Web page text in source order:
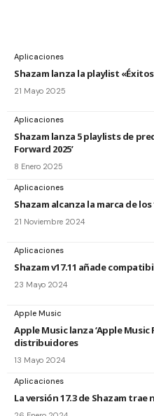
Aplicaciones
Shazam lanza la playlist
21 Mayo 2025
Aplicaciones
Shazam lanza 5 playlists de
Forward 2025’
8 Enero 2025
Aplicaciones
Shazam alcanza la marca de
21 Noviembre 2024
Aplicaciones
Shazam v17.11 añade
23 Mayo 2024
Apple Music
Apple Music lanza ‘Apple
distribuidores
13 Mayo 2024
Aplicaciones
La versión 17.3 de Shazam